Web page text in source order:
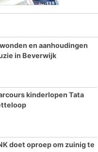
en aanhoudingen
in Beverwijk
kinderlopen Tata
doet oproep om zuinig te